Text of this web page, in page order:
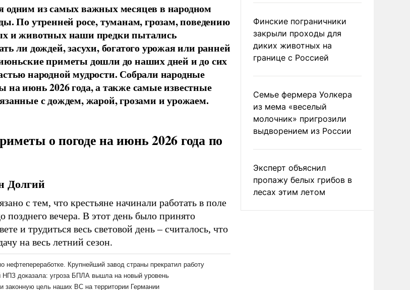
одним из самых важных месяцев в народном
По утренней росе, туманам, грозам, поведению
и животных наши предки пытались
ли дождей, засухи, богатого урожая или ранней
приметы дошли до наших дней и до сих
народной мудрости. Собрали народные
на июнь 2026 года, а также самые известные
с дождем, жарой, грозами и урожаем.
о погоде на июнь 2026 года по
Долгий
с тем, что крестьяне начинали работать в поле
позднего вечера. В этот день было принято
и трудиться весь световой день – считалось, что
на весь летний сезон.
Финские пограничники
закрыли проходы для
диких животных на
границе с Россией
Семье фермера Уолкера
из мема «веселый
молочник» пригрозили
выдворением из России
Эксперт объяснил
пропажу белых грибов в
лесах этим летом